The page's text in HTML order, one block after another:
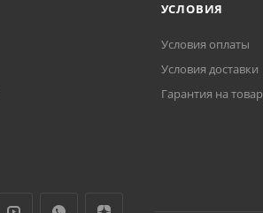
УСЛОВИЯ
Условия оплаты
Условия доставки
Гарантия на товар